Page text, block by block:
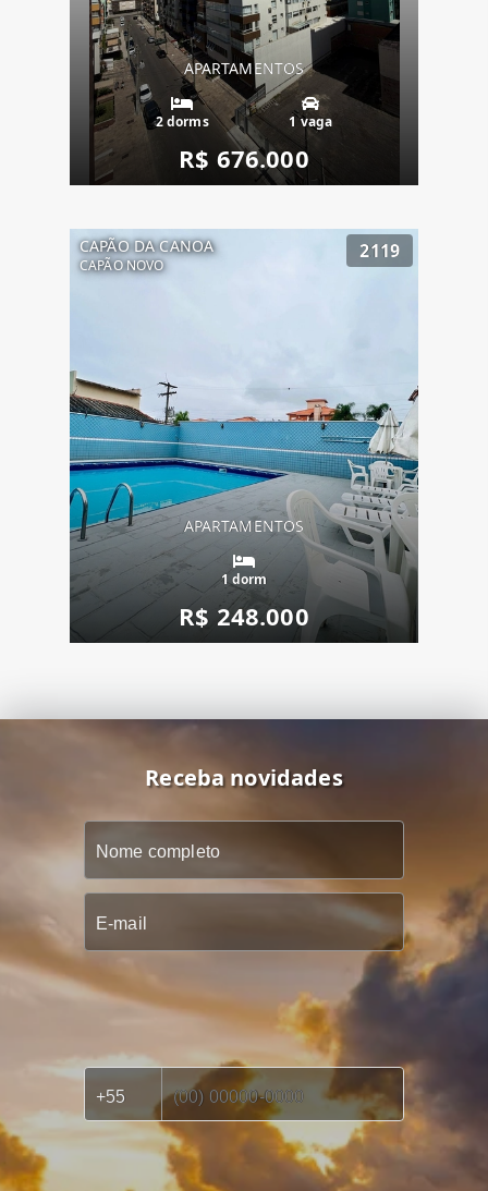
APARTAMENTOS
2 dorms 1 vaga
R$ 676.000
CAPÃO DA CANOA
CAPÃO NOVO
2119
APARTAMENTOS
1 dorm
R$ 248.000
Receba novidades